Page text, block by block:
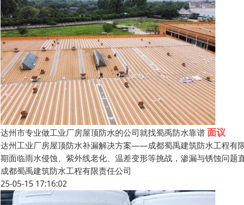
达州市专业做工业厂房屋顶防水的公司就找蜀禹防水靠谱面议
达州工业厂房屋顶防水补漏解决方案——成都蜀禹建筑防水工程有
期面临雨水侵蚀、紫外线老化、温差变形等挑战，渗漏与锈蚀问
成都蜀禹建筑防水工程有限责任公司
25-05-15 17:16:02